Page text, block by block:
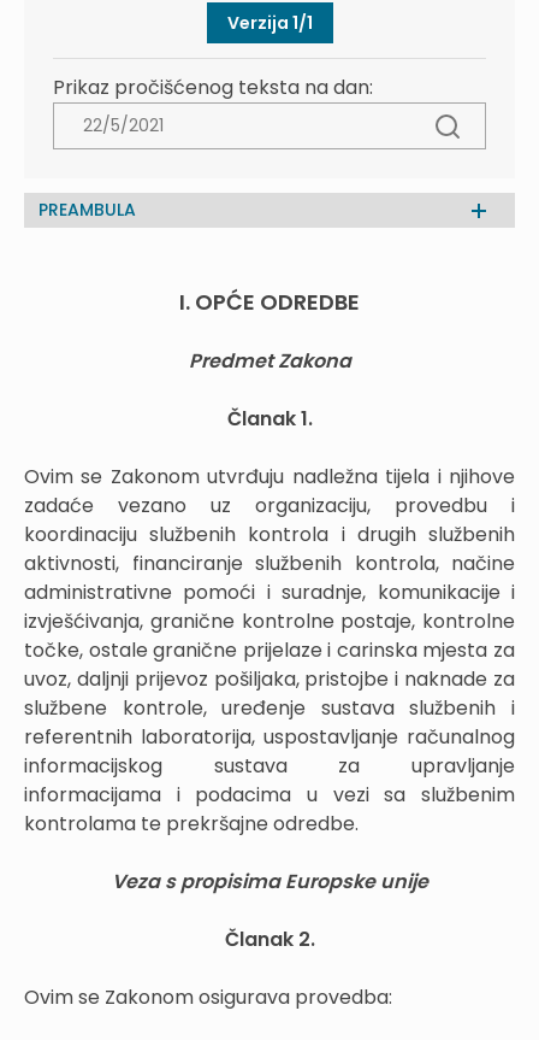
Verzija 1/1
Prikaz pročišćenog teksta na dan:
PREAMBULA
I. OPĆE ODREDBE
Predmet Zakona
Članak 1.
Ovim se Zakonom utvrđuju nadležna tijela i njihove
zadaće vezano uz organizaciju, provedbu i
koordinaciju službenih kontrola i drugih službenih
aktivnosti, financiranje službenih kontrola, načine
administrativne pomoći i suradnje, komunikacije i
izvješćivanja, granične kontrolne postaje, kontrolne
točke, ostale granične prijelaze i carinska mjesta za
uvoz, daljnji prijevoz pošiljaka, pristojbe i naknade za
službene kontrole, uređenje sustava službenih i
referentnih laboratorija, uspostavljanje računalnog
informacijskog sustava za upravljanje
informacijama i podacima u vezi sa službenim
kontrolama te prekršajne odredbe.
Veza s propisima Europske unije
Članak 2.
Ovim se Zakonom osigurava provedba: